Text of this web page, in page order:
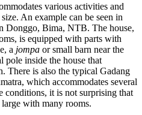
various activities and
An example can be seen in
Donggo, Bima, NTB. The house,
is equipped with parts with
a jompa or small barn near the
pole inside the house that
There is also the typical Gadang
which accommodates several
conditions, it is not surprising that
with many rooms.